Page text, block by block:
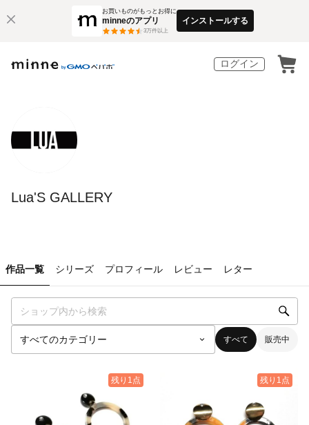
お買いものがもっとお得に
minneのアプリ
3万件以上
インストールする
ログイン
Lua'S GALLERY
作品一覧 シリーズ プロフィール レビュー レター
すべて 販売中
残り1点 残り1点